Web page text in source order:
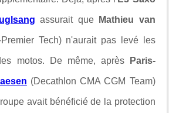
assurait que Mathieu van
Premier Tech) n'aurait pas levé les
motos. De même, après Paris-
(Decathlon CMA CGM Team)
avait bénéficié de la protection